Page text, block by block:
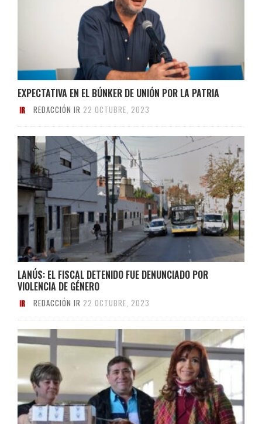
EXPECTATIVA EN EL BÚNKER DE UNIÓN POR LA PATRIA
REDACCIÓN IR 22 OCTUBRE, 2023
LANÚS: EL FISCAL DETENIDO FUE DENUNCIADO POR
VIOLENCIA DE GÉNERO
REDACCIÓN IR 22 OCTUBRE, 2023